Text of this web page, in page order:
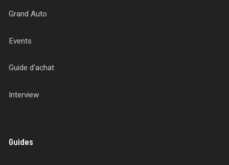
Grand Auto
Events
Guide d'achat
Interview
Guides